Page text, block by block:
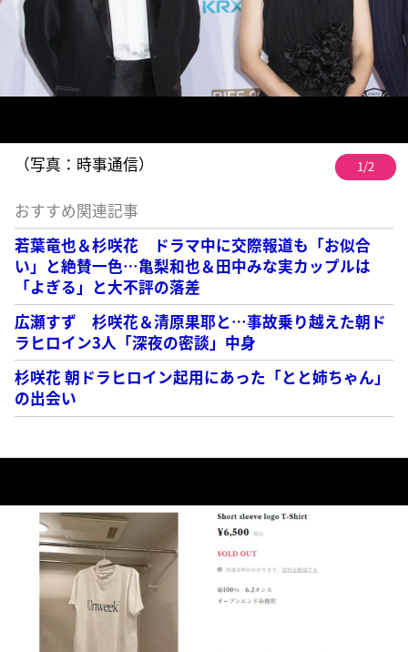
（写真：時事通信） 1/2
おすすめ関連記事
若葉竜也＆杉咲花 ドラマ中に交際報道も「お似合
い」と絶賛一色…亀梨和也＆田中みな実カップルは
「よぎる」と大不評の落差
広瀬すず 杉咲花＆清原果耶と…事故乗り越えた朝ド
ラヒロイン3人「深夜の密談」中身
杉咲花 朝ドラヒロイン起用にあった「とと姉ちゃん」
の出会い